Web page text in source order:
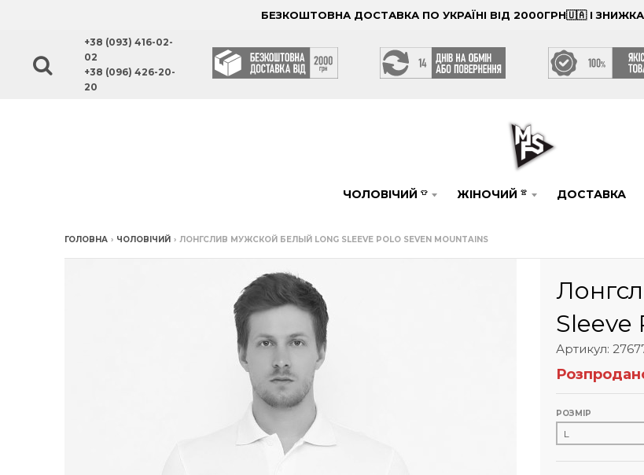
БЕЗКОШТОВНА ДОСТАВКА ПО УКРАЇНІ ВІД 2000ГРН🇺🇦 І
+38 (093) 416-02-
02
+38 (096) 426-20-
20
ЧОЛОВІЧИЙ 👕 ЖІНОЧИЙ 👚 ДОСТАВКА
ГОЛОВНА › ЧОЛОВІЧИЙ › ЛОНГСЛИВ МУЖСКОЙ БЕЛЫЙ LONG SLEEVE POLO SEVEN MOUNTAINS
Sleeve
Артикул:
РОЗМІР